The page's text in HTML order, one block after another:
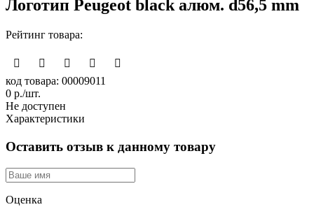
Логотип Peugeot black алюм. d56,5 mm
Рейтинг товара:
код товара: 00009011
0 р./шт.
Не доступен
Характеристики
Оставить отзыв к данному товару
Оценка